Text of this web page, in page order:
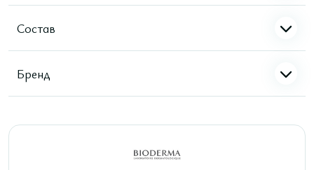
Состав
Бренд